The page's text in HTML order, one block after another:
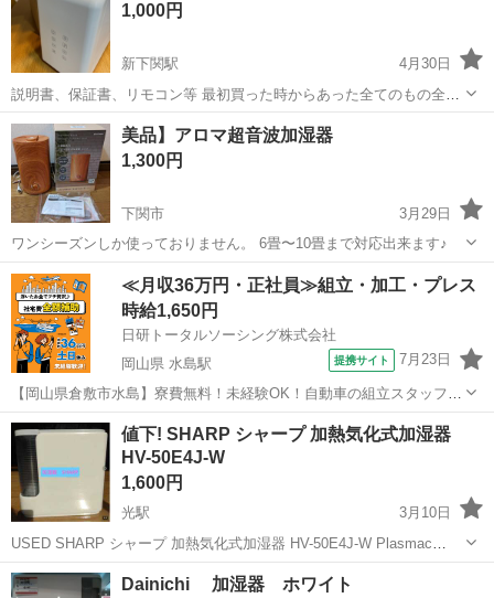
1,000円
新下関駅
4月30日
説明書、保証書、リモコン等 最初買った時からあった全てのもの全部
あります。 2年くらい前に買ったのですが、 実際使ったのは3回くらい
です。 傷は一つもなく、機能も問題ないです。
山口 下関市 新下関駅 季節、空調家電
美品】アロマ超音波加湿器
1,300円
下関市
3月29日
ワンシーズンしか使っておりません。 6畳〜10畳まで対応出来ます♪
山口 下関市 季節、空調家電
≪月収36万円・正社員≫組立・加工・プレス
時給1,650円
日研トータルソーシング株式会社
岡山県 水島駅
提携サイト 7月23日
【岡山県倉敷市水島】寮費無料！未経験OK！自動車の組立スタッフ
《お仕事No.NS0089》 お仕事について 車の組立作業です。専用レール
に乗って流れてくる車の骨組みに、車内外の各部品・ハンドル・足回
り・ドア・シートなどの各...
岡山 倉敷市 水島駅
値下! SHARP シャープ 加熱気化式加湿器
HV-50E4J-W
1,600円
光駅
3月10日
USED SHARP シャープ 加熱気化式加湿器 HV-50E4J-W Plasmac
Listen 2007年製 交換用加湿フィルターHV-FS5 型名：HV-FS5 加湿フ
ィルター交換の目安 約18ヶ月（1日...
山口 光市 季節、空調家電 タンク
Dainichi 加湿器 ホワイト